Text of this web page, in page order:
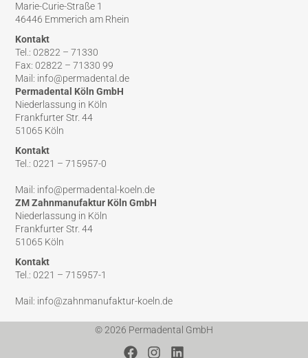
Marie-Curie-Straße 1
46446 Emmerich am Rhein
Kontakt
Tel.: 02822 – 71330
Fax: 02822 – 71330 99
Mail: info@permadental.de
Permadental Köln GmbH
Niederlassung in Köln
Frankfurter Str. 44
51065 Köln
Kontakt
Tel.: 0221 – 715957-0
Mail: info@permadental-koeln.de
ZM Zahnmanufaktur Köln GmbH
Niederlassung in Köln
Frankfurter Str. 44
51065 Köln
Kontakt
Tel.: 0221 – 715957-1
Mail: info@zahnmanufaktur-koeln.de
© 2026 Permadental GmbH